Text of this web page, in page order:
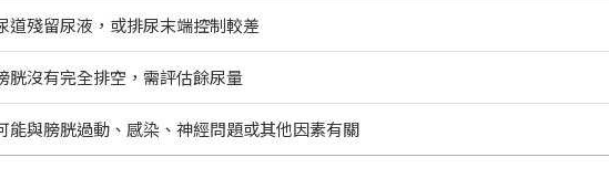
道殘留尿液，或排尿末端控制較差
胱沒有完全排空，需評估餘尿量
能與膀胱過動、感染、神經問題或其他因素有關